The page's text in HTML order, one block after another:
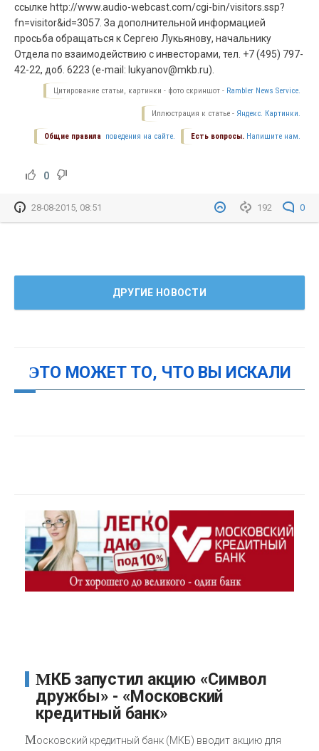
ссылке http://www.audio-webcast.com/cgi-bin/visitors.ssp?
fn=visitor&id=3057. За дополнительной информацией
просьба обращаться к Сергею Лукьянову, начальнику
Отдела по взаимодействию с инвесторами, тел. +7 (495) 797-
42-22, доб. 6223 (e-mail: lukyanov@mkb.ru).
Цитирование статьи, картинки - фото скриншот - Rambler News Service.
Иллюстрация к статье - Яндекс. Картинки.
Есть вопросы. Напишите нам.
Общие правила поведения на сайте.
0
192 0
28-08-2015, 08:51
ДРУГИЕ НОВОСТИ
ЭТО МОЖЕТ ТО, ЧТО ВЫ ИСКАЛИ
МКБ запустил акцию «Символ
дружбы» - «Московский
кредитный банк»
Московский кредитный банк (МКБ) вводит акцию для